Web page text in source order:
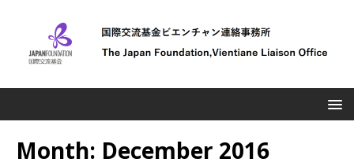
Month: December 2016